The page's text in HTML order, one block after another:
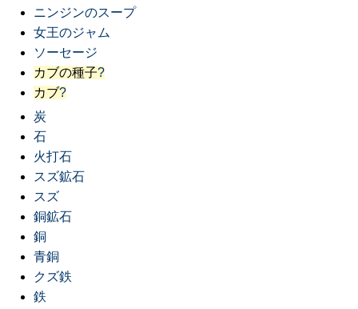
ニンジンのスープ
女王のジャム
ソーセージ
カブの種子?
カブ?
炭
石
火打石
スズ鉱石
スズ
銅鉱石
銅
青銅
クズ鉄
鉄